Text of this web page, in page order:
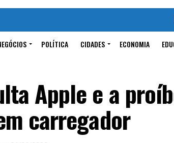
POLÍTICA CIDADES ECONOMIA
Apple e a
carregador